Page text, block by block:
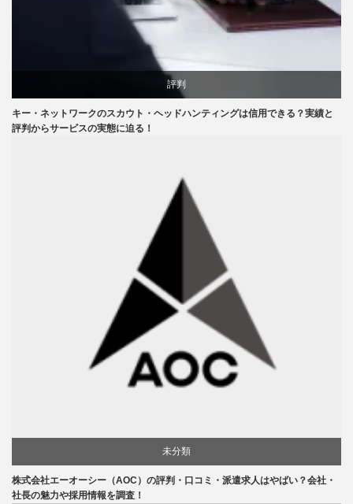
評判
キー・ネットワークのスカウト・ヘッドハンティングは信用できる？実績と
評判からサービスの実態に迫る！
未分類
株式会社エーオーシー（AOC）の評判・口コミ・派遣求人はやばい？会社・
社長の魅力や採用情報を調査！